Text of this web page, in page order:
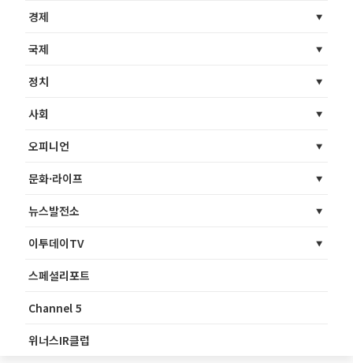
경제
국제
정치
사회
오피니언
문화·라이프
뉴스발전소
이투데이TV
스페셜리포트
Channel 5
위너스IR클럽